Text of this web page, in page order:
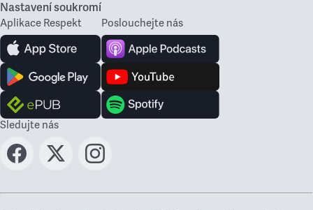
Nastavení soukromí
Aplikace Respekt Poslouchejte nás
Sledujte nás